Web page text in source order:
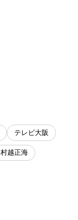
テレビ大阪
村越正海